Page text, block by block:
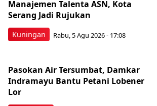
Kuningan
Manajemen Talenta ASN, Kota
Serang Jadi Rujukan
Rabu, 5 Agu 2026 - 17:08
Pasokan Air Tersumbat, Damkar
Indramayu Bantu Petani Lobener
Lor